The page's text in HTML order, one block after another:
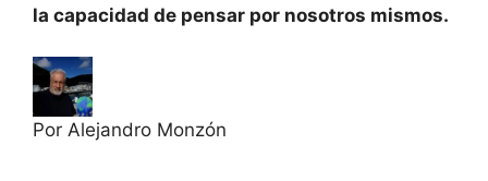
la capacidad de pensar por nosotros mismos.
Por Alejandro Monzón